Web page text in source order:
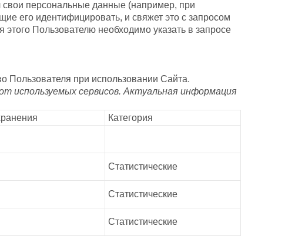
персональные данные (например, при
его идентифицировать, и свяжет это с запросом
этого Пользователю необходимо указать в запросе
Пользователя при использовании Сайта.
используемых сервисов. Актуальная информация
Категория
Статистические
Статистические
Статистические